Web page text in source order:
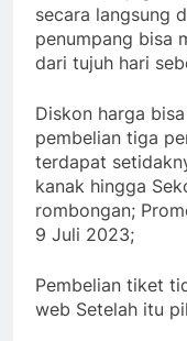
secara langsung
penumpang bisa
dari tujuh hari
Diskon harga
pembelian tiga
terdapat
kanak hingga
rombongan;
9 Juli 2023;
Pembelian tiket
web Setelah itu